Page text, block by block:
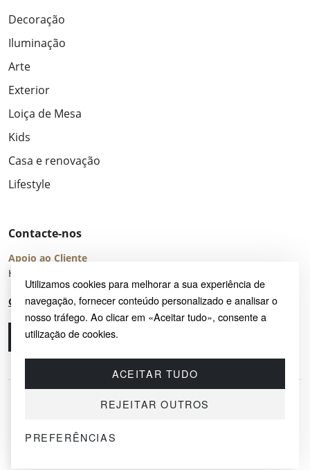
Utilizamos cookies para melhorar a sua experiência de
navegação, fornecer conteúdo personalizado e analisar o
nosso tráfego. Ao clicar em «Aceitar tudo», consente a
utilização de cookies.
ACEITAR TUDO
REJEITAR OUTROS
PREFERÊNCIAS
Decoração
Iluminação
Arte
Exterior
Loiça de Mesa
Kids
Casa e renovação
Lifestyle
Contacte-nos
Apoio ao Cliente
Horário de Atendimento: seg – sex 8:00 – 16:00 (UTC+2)
Centro de Ajuda
Ligue-nos
© 2026 SAYRUG OÜ · KESKLINNA LINNAOSA, AHTRI TN 12, 10151, TALLINN,